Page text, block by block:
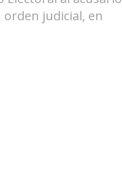
judicial, en